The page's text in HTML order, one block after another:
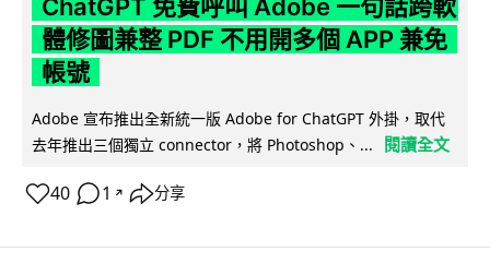
ChatGPT 免費呼叫 Adobe 一句話跨軟
體修圖兼整 PDF 不用開多個 APP 兼免
帳號
Adobe 宣布推出全新統一版 Adobe for ChatGPT 外掛，取代
去年推出三個獨立 connector，將 Photoshop、...
閱讀全文
40 1 ↗ 分享